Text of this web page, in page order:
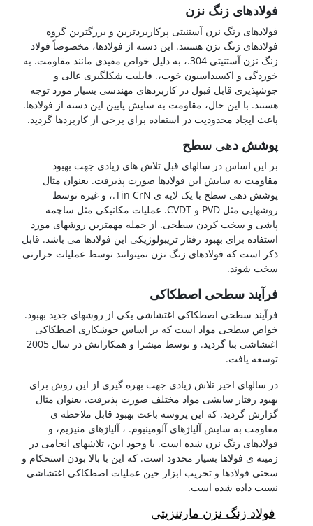
فولادهای زنگ نزن
فولادهای زنگ نزن آستنیتی پرکاربردترین و بزرگترین گروه
فولادهای زنگ نزن هستند. این دسته از فولادها، مخصوصاً فولاد
زنگ نزن آستنیتی 304.، به دلیل خواص مفیدی مانند مقاومت. به
خوردگی و اکسیداسیون خوب،. قابلیت شکلگیری عالی و
جوشپذیری قابل قبول در کاربردهای مهندسی بسیار مورد توجه
هستند. با این حال، مقاومت به سایش پایین این دسته از فولادها.
باعث ایجاد محدودیت در استفاده برای برخی از کاربردها گردید.
پوشش دهی سطح
بر این اساس در سالهای قبل تلاش های زیادی جهت بهبود
مقاومت به سایش این فولادها صورت پذیرفت. بعنوان مثال
پوشش دهی سطح با یک لایه ی Tin CrN.، و غیره توسط
روشهایی مثل PVD و CVDT. عملیات مکانیکی مثل ساچمه
پاشی و سخت کردن سطحی. از جمله مهمترین روشهای مورد
استفاده برای بهبود رفتار تریبولوژیکی این فولادها می باشد. قابل
ذکر است که فولادهای زنگ نزن نمیتوانند توسط عملیات حرارتی
سخت شوند.
فرآیند سطحی اصطکاکی
فرآیند سطحی اصطکاکی اغتشاشی یکی از روشهای جدید بهبود.
خواص سطحی مواد است که بر اساس جوشکاری اصطکاکی
اغتشاشی بنا گردید. و توسط میشرا و همکارانش در سال 2005
توسعه یافت.
در سالهای اخیر تلاش زیادی جهت بهره گیری از این روش برای
بهبود رفتار سایشی مواد مختلف صورت پذیرفت. بعنوان مثال
گزارش گردید. که این پروسه باعث بهبود قابل ملاحظه ی
مقاومت به سایش آلیاژهای آلومینیوم. ، آلیاژهای منیزیم، و
فولادهای زنگ نزن شده است. با وجود این، تلاشهای انجامی در
زمینه ی فولاها بسیار محدود است. که این با بالا بودن استحکام و
سختی فولادها و تخریب ابزار حین عملیات اصطکاکی اغتشاشی
نسبت داده شده است.
فولاد زنگ نزن مارتنزیتی